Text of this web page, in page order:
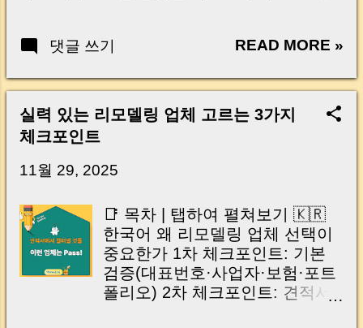
Your Account Is It Safe If the Seller Has a
Real Risks and Mistakes to Avoid MoneyLog
Key Takeaway 혹시 이런 생각 해보신 적 있으
신가요? “잔금일… 그냥 돈 보내고 끝나는 거 아
닌가요?” 하지만 현장에서 보면 전혀 그렇지 않
습니다. 잔금일은 ‘서류 몇 장 처리하는 날’이 아
이는 가장 긴장되는 순간 입니다. 실제로 제가
중개 현장에서 겪었던 일입니다. 금요일 오후 3
시, 이체 한도에 막혀 송금이 멈췄고 그 자리에
서 계약이 무산될 뻔한 아찔한 상황이 있었습니
다. 또 어떤 분은 이렇게 말씀하십니다. “내 대출
인데 왜 내 통장으로 안 들어오죠?” “매도인이 대
댓글 쓰기 READ MORE »
실력 있는 리모델링 업체 고르는 3가지
체크포인트
11월 29, 2025
📑 목차 | 탭하여 펼쳐보기 🇰🇷
한국어 왜 리모델링 업체 선택이
중요한가 1차 체크포인트: 기본
검증(대표번호·사업자·보험·포트
폴리오) 2차 체크포인트: 견적서